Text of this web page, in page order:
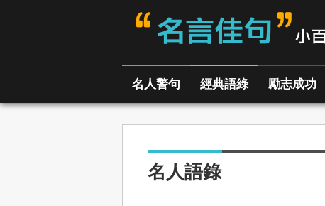
名人警句 經典語綠 勵志成功
名人語錄